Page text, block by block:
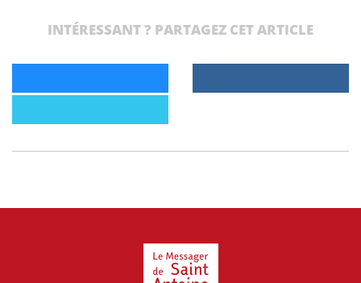
INTÉRESSANT ? PARTAGEZ CET ARTICLE